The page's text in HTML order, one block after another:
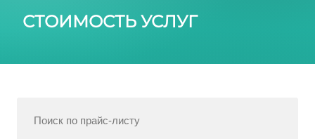
СТОИМОСТЬ УСЛУГ